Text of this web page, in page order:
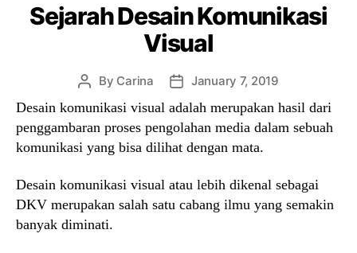
Sejarah Desain Komunikasi
Visual
Post
author
By Carina
Post
date
January 7, 2019
Desain komunikasi visual adalah merupakan hasil dari
penggambaran proses pengolahan media dalam sebuah
komunikasi yang bisa dilihat dengan mata.
Desain komunikasi visual atau lebih dikenal sebagai
DKV merupakan salah satu cabang ilmu yang semakin
banyak diminati.